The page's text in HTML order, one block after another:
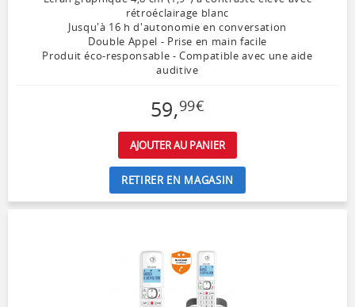
rétroéclairage blanc
Jusqu'à 16 h d'autonomie en conversation
Double Appel - Prise en main facile
Produit éco-responsable - Compatible avec une aide
auditive
59,99€
AJOUTER AU PANIER
RETIRER EN MAGASIN